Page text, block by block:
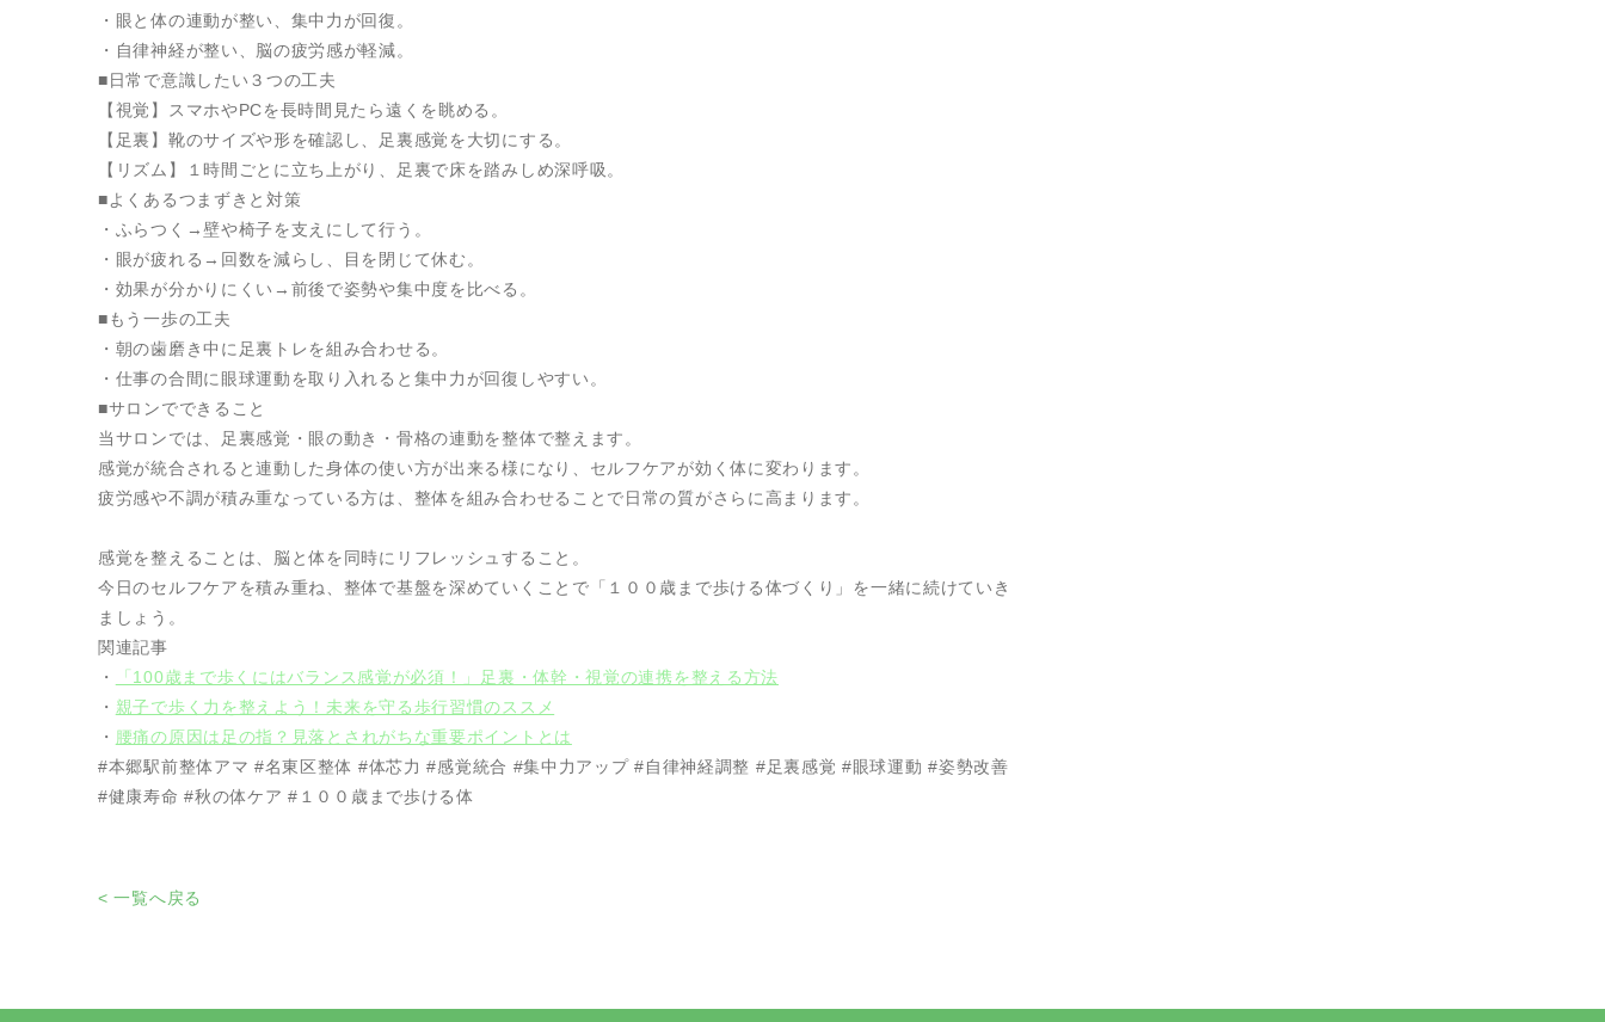
・眼と体の連動が整い、集中力が回復。
・自律神経が整い、脳の疲労感が軽減。
■日常で意識したい３つの工夫
【視覚】スマホやPCを長時間見たら遠くを眺める。
【足裏】靴のサイズや形を確認し、足裏感覚を大切にする。
【リズム】１時間ごとに立ち上がり、足裏で床を踏みしめ深呼吸。
■よくあるつまずきと対策
・ふらつく→壁や椅子を支えにして行う。
・眼が疲れる→回数を減らし、目を閉じて休む。
・効果が分かりにくい→前後で姿勢や集中度を比べる。
■もう一歩の工夫
・朝の歯磨き中に足裏トレを組み合わせる。
・仕事の合間に眼球運動を取り入れると集中力が回復しやすい。
■サロンでできること
当サロンでは、足裏感覚・眼の動き・骨格の連動を整体で整えます。
感覚が統合されると連動した身体の使い方が出来る様になり、セルフケアが効く体に変わります。
疲労感や不調が積み重なっている方は、整体を組み合わせることで日常の質がさらに高まります。
感覚を整えることは、脳と体を同時にリフレッシュすること。
今日のセルフケアを積み重ね、整体で基盤を深めていくことで「１００歳まで歩ける体づくり」を一緒に続けていき
ましょう。
関連記事
・
「100歳まで歩くにはバランス感覚が必須！」足裏・体幹・視覚の連携を整える方法
・ 親子で歩く力を整えよう！未来を守る歩行習慣のススメ
・ 腰痛の原因は足の指？見落とされがちな重要ポイントとは
#本郷駅前整体アマ #名東区整体 #体芯力 #感覚統合 #集中力アップ #自律神経調整 #足裏感覚 #眼球運動 #姿勢改善
#健康寿命 #秋の体ケア #１００歳まで歩ける体
< 一覧へ戻る